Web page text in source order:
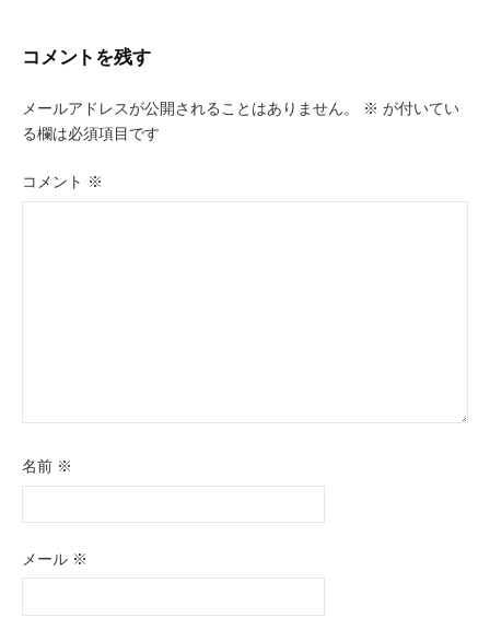
ビ
ゲ
ー
シ
コメントを残す
メールアドレスが公開されることはありません。 ※ が付いてい
る欄は必須項目です
コメント ※
名前 ※
メール ※